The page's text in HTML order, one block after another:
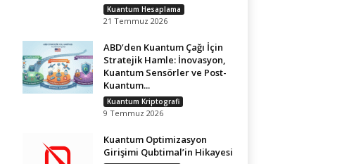
Kuantum Hesaplama
21 Temmuz 2026
ABD’den Kuantum Çağı İçin
Stratejik Hamle: İnovasyon,
Kuantum Sensörler ve Post-
Kuantum...
Kuantum Kriptografi
9 Temmuz 2026
Kuantum Optimizasyon
Girişimi Qubtimal’in Hikayesi